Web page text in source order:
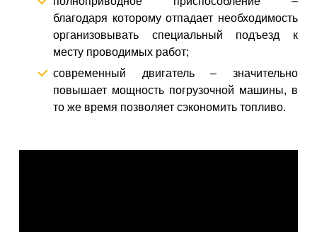
благодаря которому отпадает необходимость
организовывать специальный подъезд к
месту проводимых работ;
современный двигатель – значительно
повышает мощность погрузочной машины, в
то же время позволяет сэкономить топливо.